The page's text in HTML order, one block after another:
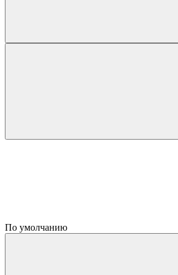
По умолчанию